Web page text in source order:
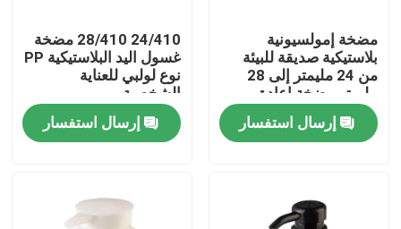
بيت
مضخة إمولسيونية
بلاستيكية صديقة للبيئة
من 24 مليمتر إلى 28
مليمتر مضخة إعادة
الاستخدام للمعالجة
الشخصيةإرسال استفسار
24/410 28/410 مضخة
غسول اليد البلاستيكية PP
نوع لولبي للعناية
الشخصية
إرسال استفسار